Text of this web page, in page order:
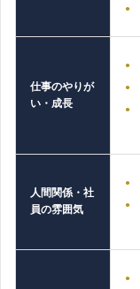
仕事のやりが
い・成長
人間関係・社
員の雰囲気